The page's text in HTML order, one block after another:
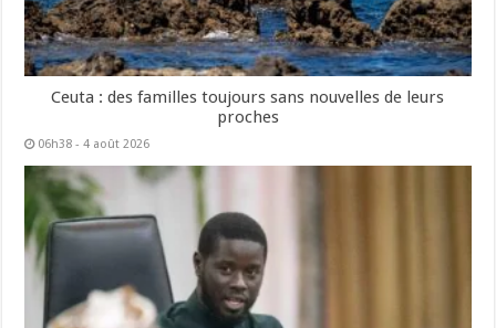
Ceuta : des familles toujours sans nouvelles de leurs
proches
06h38 - 4 août 2026